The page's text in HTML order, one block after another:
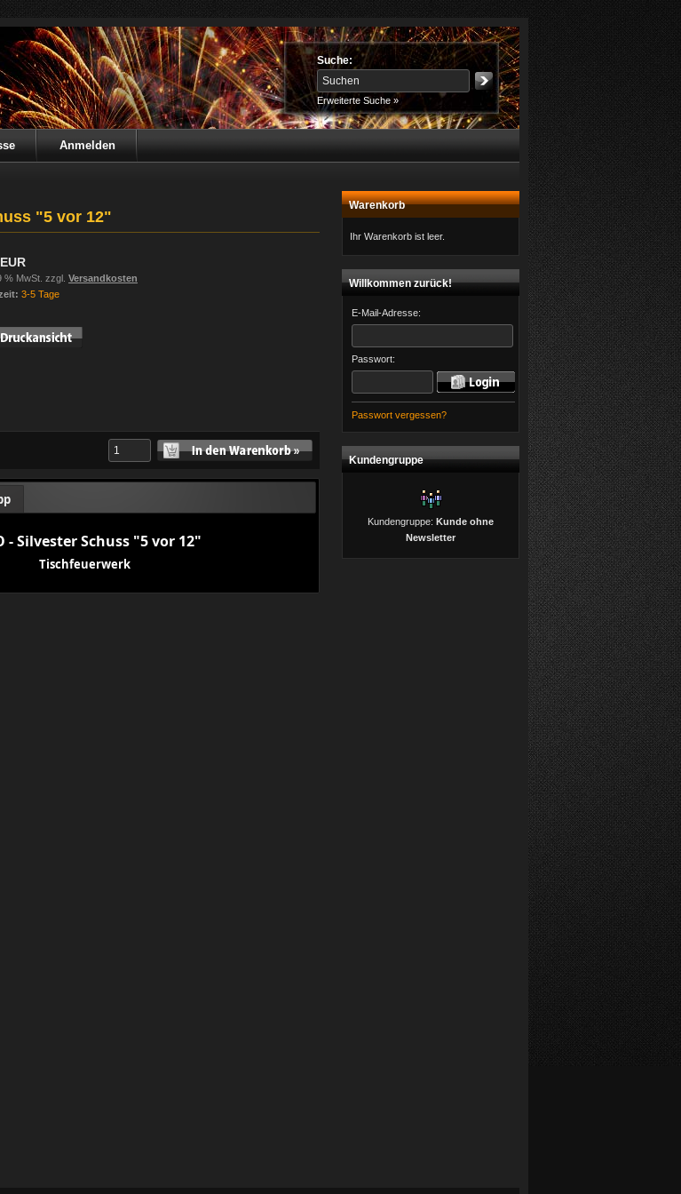
Suche:
Erweiterte Suche »
Anmelden
"5 vor 12"
% MwSt. zzgl. Versandkosten
3-5 Tage
- Silvester Schuss "5 vor 12"
Tischfeuerwerk
Warenkorb
Ihr Warenkorb ist leer.
Willkommen zurück!
E-Mail-Adresse:
Passwort:
Passwort vergessen?
Kundengruppe
Kundengruppe: Kunde ohne
Newsletter